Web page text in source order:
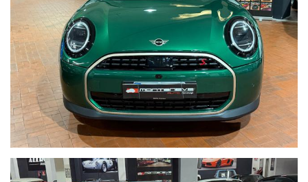
Per informazioni contatto diretto:
Federico Anversa cell. 0039 3939487504
Tommaso Costantini cell.0039 3887401695
Telefono ufficio 0039 06.83779867
PER MAGGIORI FOTO VISITA: www.Montenevegroup.it
We speak english-Wir sprechen deutsch